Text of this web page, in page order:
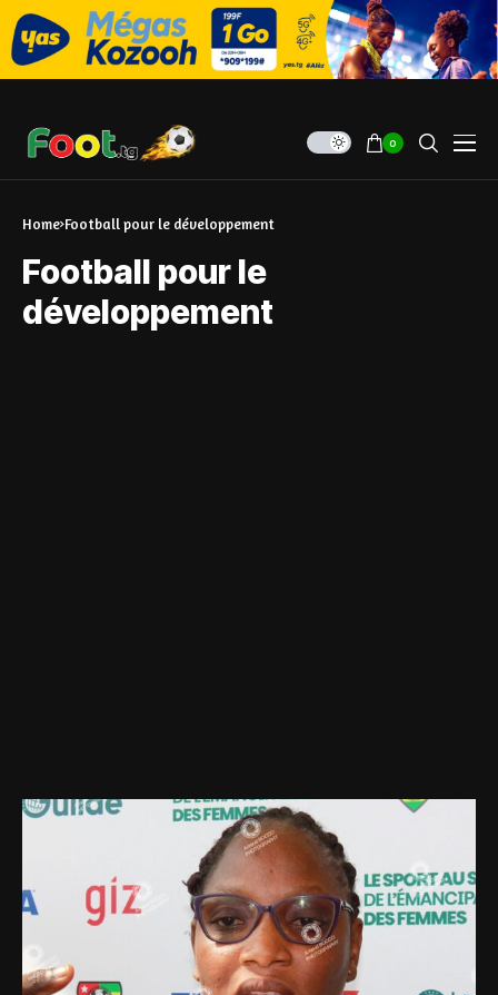
0
Home Football pour le développement
Football pour le
développement